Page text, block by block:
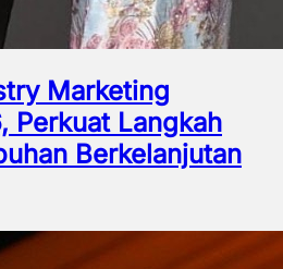
Marketing
Perkuat Langkah
Berkelanjutan